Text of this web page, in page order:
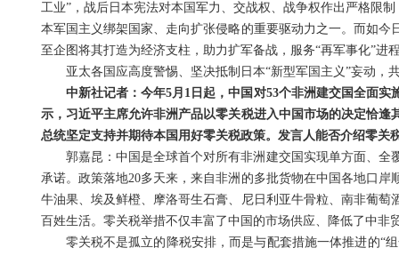
工业”，战后日本宪法对本国军力、交战权、战争权作出严格限
本军国主义绑架国家、走向扩张侵略的重要驱动力之一。而如
至企图将其打造为经济支柱，助力扩军备战，服务“再军事化”进
亚太各国应高度警惕、坚决抵制日本“新型军国主义”妄动，
中新社记者：今年5月1日起，中国对53个非洲建交国全面
示，习近平主席允许非洲产品以零关税进入中国市场的决定恰
总统坚定支持并期待本国用好零关税政策。发言人能否介绍零关
郭嘉昆：中国是全球首个对所有非洲建交国实现单方面、
承诺。政策落地20多天来，来自非洲的多批货物在中国各地口
牛油果、埃及鲜橙、摩洛哥生石膏、尼日利亚牛骨粒、南非葡
百姓生活。零关税举措不仅丰富了中国的市场供应、降低了中非
零关税不是孤立的降税安排，而是与配套措施一体推进的“